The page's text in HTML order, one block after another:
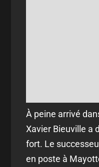
À peine arrivé
Xavier Bieuville a
fort. Le
en poste à